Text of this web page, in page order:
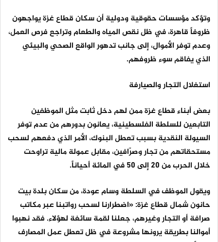
وتؤكد مؤسسات حقوقية ودولية أن سكان قطاع غزة يواجهون
ظروفاً قاهرة، في ظل نقص المياه والطعام وتراجع فرص العمل،
وعدم توفر الأموال، إلى جانب تدهور الواقع الصحي والبيئي
الذي يفاقم سوء ظروفهم.
استغلال التجار والصيارفة
بعض أبناء قطاع غزة ممن لهم دخل ثابت مثل الموظفين
التابعين للسلطة الفلسطينية، يعانون بدورهم من عدم توفر
السيولة النقدية بسبب تعطل البنوك، الأمر الذي دفعهم لسحب
مستحقاتهم من تجار وصرّافين، مقابل عمولة مالية تراوحت
خلال الحرب من 20 إلى 50 في المائة أحياناً.
ويقول الموظف في السلطة وسام عودة، من سكان بلدة بيت
حانون شمال قطاع غزة: «اضطرارنا لسحب رواتبنا عبر مكاتب
صرافة أو التجار وغيرهم، جعلنا لقمة سائغة لهؤلاء. فقد نهبوا
أموالنا بطريقة يرونها مشروعة في ظل تعطل عمل المصارف